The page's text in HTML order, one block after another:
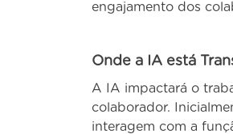
engajamento dos
Onde a IA está
A IA impactará o
colaborador.
interagem com a